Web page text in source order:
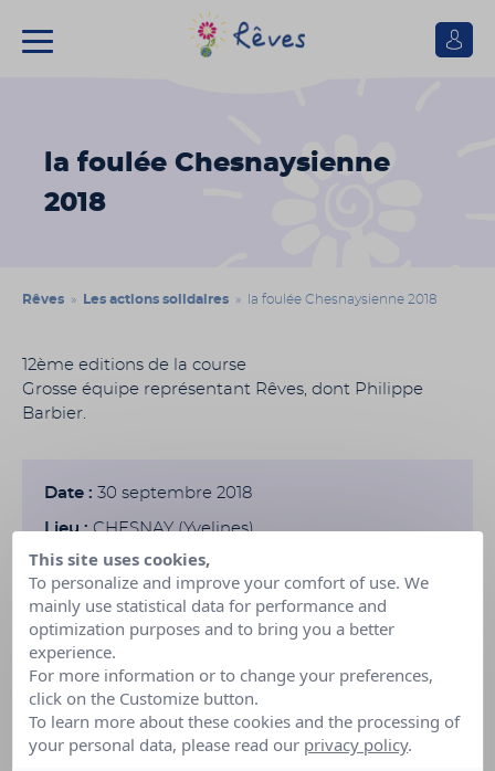
Se
la foulée Chesnaysienne
2018
Rêves » Les actions solidaires » la foulée Chesnaysienne 2018
12ème editions de la course
Grosse équipe représentant Rêves, dont Philippe
Barbier.
Date : 30 septembre 2018
Lieu :CHESNAY (Yvelines)
This site uses cookies,
To personalize and improve your comfort of use. We
mainly use statistical data for performance and
optimization purposes and to bring you a better
experience.
For more information or to change your preferences,
click on the Customize button.
To learn more about these cookies and the processing of
your personal data, please read our privacy policy.